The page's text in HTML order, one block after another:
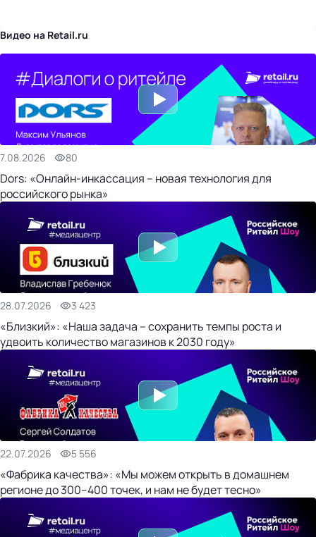
Видео на Retail.ru
7.08.2026 80
Dors: «Онлайн-инкассация – новая технология для
российского рынка»
28.07.2026 3 423
«Близкий»: «Наша задача – сохранить темпы роста и
удвоить количество магазинов к 2030 году»
22.07.2026 5 556
«Фабрика качества»: «Мы можем открыть в домашнем
регионе до 300–400 точек, и нам не будет тесно»